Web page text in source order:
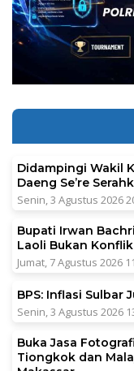
Didampingi Wakil
Daeng Se’re
Senin, 3 Agustus 2026
Bupati Irwan
Laoli Bukan
Jumat, 7 Agustus 2026
BPS: Inflasi Sulbar
Senin, 3 Agustus 2026
Buka Jasa
Tiongkok dan